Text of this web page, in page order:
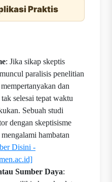
Praktis
: Jika sikap skeptis
paralisis penelitian
dan
selesai tepat waktu
Sebuah studi
dengan skeptisisme
hambatan
Disini -
Sumber Daya: